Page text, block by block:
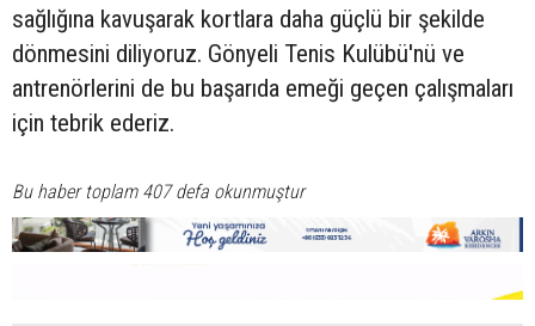
sağlığına kavuşarak kortlara daha güçlü bir şekilde
dönmesini diliyoruz. Gönyeli Tenis Kulübü'nü ve
antrenörlerini de bu başarıda emeği geçen çalışmaları
için tebrik ederiz.
Bu haber toplam 407 defa okunmuştur